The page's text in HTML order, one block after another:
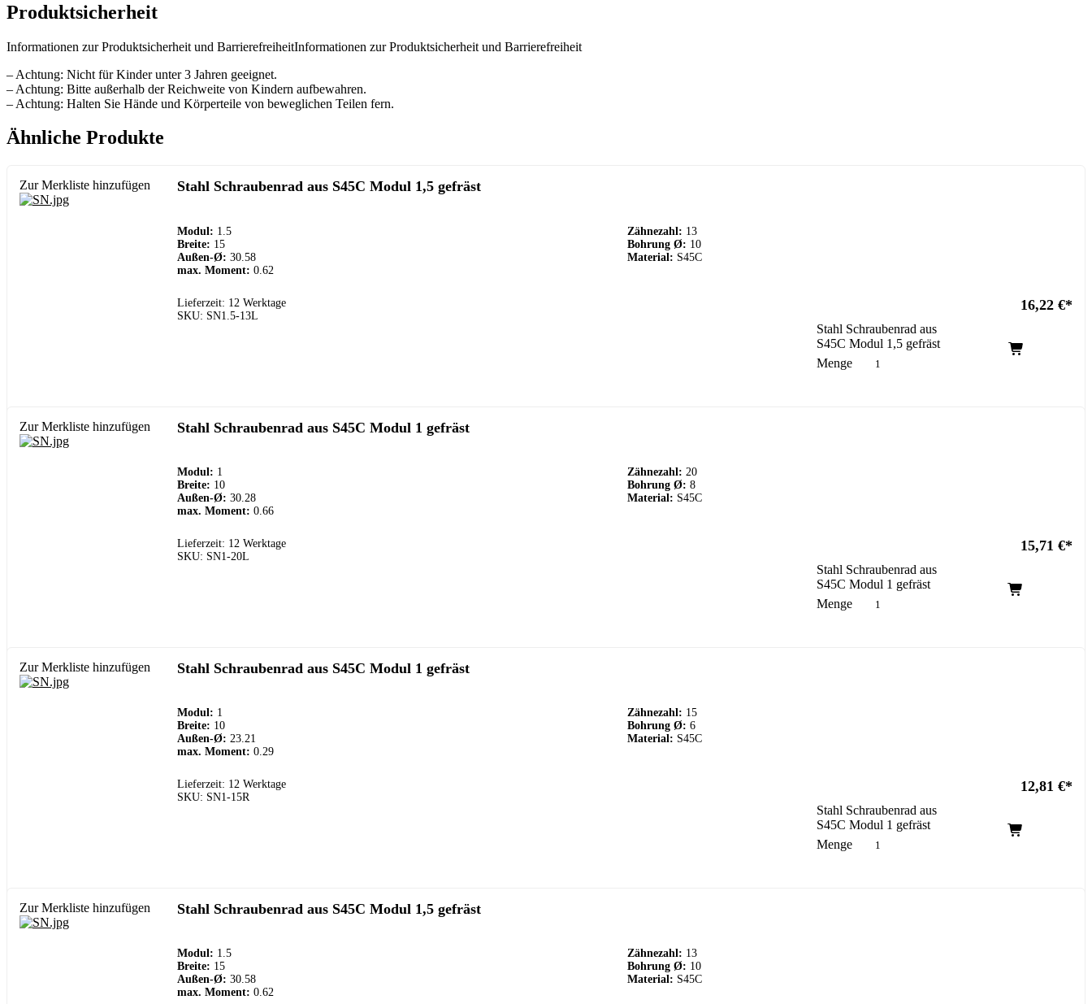
Produktsicherheit
Informationen zur Produktsicherheit und BarrierefreiheitInformationen zur Produktsicherheit und Barrierefreiheit
– Achtung: Nicht für Kinder unter 3 Jahren geeignet.
– Achtung: Bitte außerhalb der Reichweite von Kindern aufbewahren.
– Achtung: Halten Sie Hände und Körperteile von beweglichen Teilen fern.
Ähnliche Produkte
Zur Merkliste hinzufügen Stahl Schraubenrad aus S45C Modul 1,5 gefräst
Modul: 1.5 Zähnezahl: 13
Breite: 15 Bohrung Ø: 10
Außen-Ø: 30.58 Material: S45C
max. Moment: 0.62
Lieferzeit: 12 Werktage
SKU: SN1.5-13L
16,22 €
Stahl Schraubenrad aus
S45C Modul 1,5 gefräst
Menge
Zur Merkliste hinzufügen Stahl Schraubenrad aus S45C Modul 1 gefräst
Modul: 1 Zähnezahl: 20
Breite: 10 Bohrung Ø: 8
Außen-Ø: 30.28 Material: S45C
max. Moment: 0.66
Lieferzeit: 12 Werktage
SKU: SN1-20L
15,71 €
Stahl Schraubenrad aus
S45C Modul 1 gefräst
Menge
Zur Merkliste hinzufügen Stahl Schraubenrad aus S45C Modul 1 gefräst
Modul: 1 Zähnezahl: 15
Breite: 10 Bohrung Ø: 6
Außen-Ø: 23.21 Material: S45C
max. Moment: 0.29
Lieferzeit: 12 Werktage
SKU: SN1-15R
12,81 €
Stahl Schraubenrad aus
S45C Modul 1 gefräst
Menge
Zur Merkliste hinzufügen Stahl Schraubenrad aus S45C Modul 1,5 gefräst
Modul: 1.5 Zähnezahl: 13
Breite: 15 Bohrung Ø: 10
Außen-Ø: 30.58 Material: S45C
max. Moment: 0.62